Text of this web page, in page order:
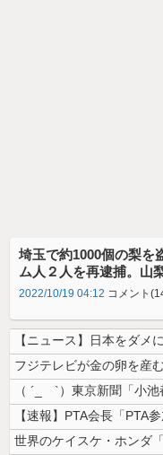
埼玉で約1000個の梨
ム人２人を再逮捕。山
2022/10/19 04:12 コメント